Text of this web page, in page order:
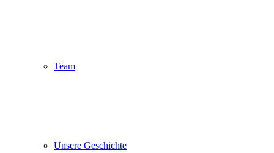
Team
Unsere Geschichte